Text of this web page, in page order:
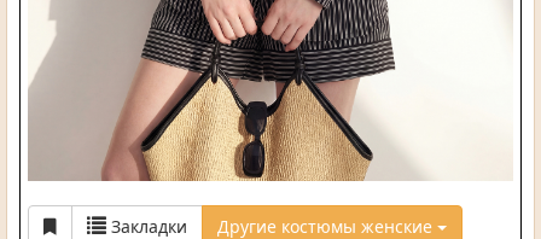
Закладки Другие костюмы женские